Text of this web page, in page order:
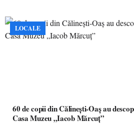
LOCALE
60 de copii din Călinești-Oaș au
Casa Muzeu „Iacob Mărcuț”